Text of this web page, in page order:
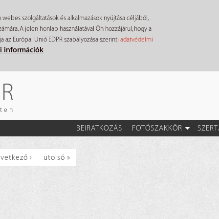
szolgáltatások és alkalmazások nyújtása céljából,
A jelen honlap használatával Ön hozzájárul, hogy a
az Európai Unió EDPR szabályozása szerintiadatvédelmi
információk
BEIRATKOZÁS FOTÓSZAKKÖR
› utolsó »